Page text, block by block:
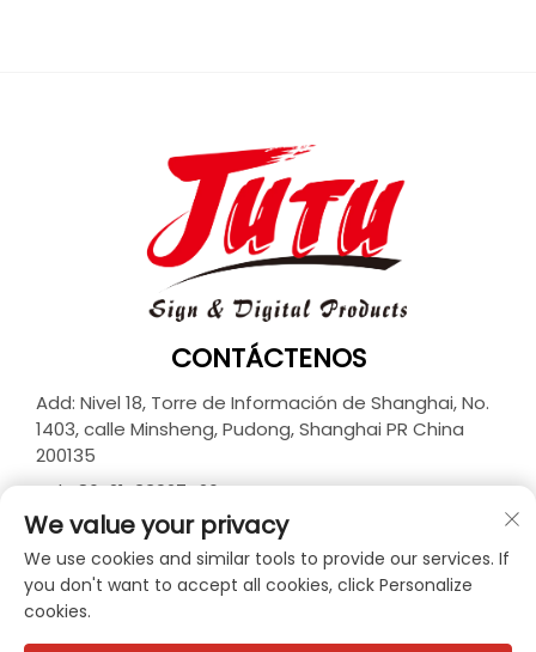
CONTÁCTENOS
Add: Nivel 18, Torre de Información de Shanghai, No.
1403, calle Minsheng, Pudong, Shanghai PR China
200135
Tel:+86-21-33927426
Correo electrónico:[email protected]
Derechos de autor © 2026 JUTU New Materials
Technology Limited. Todos los derechos reservados. -
We value your privacy
We use cookies and similar tools to provide our services. If
you don't want to accept all cookies, click Personalize
cookies.